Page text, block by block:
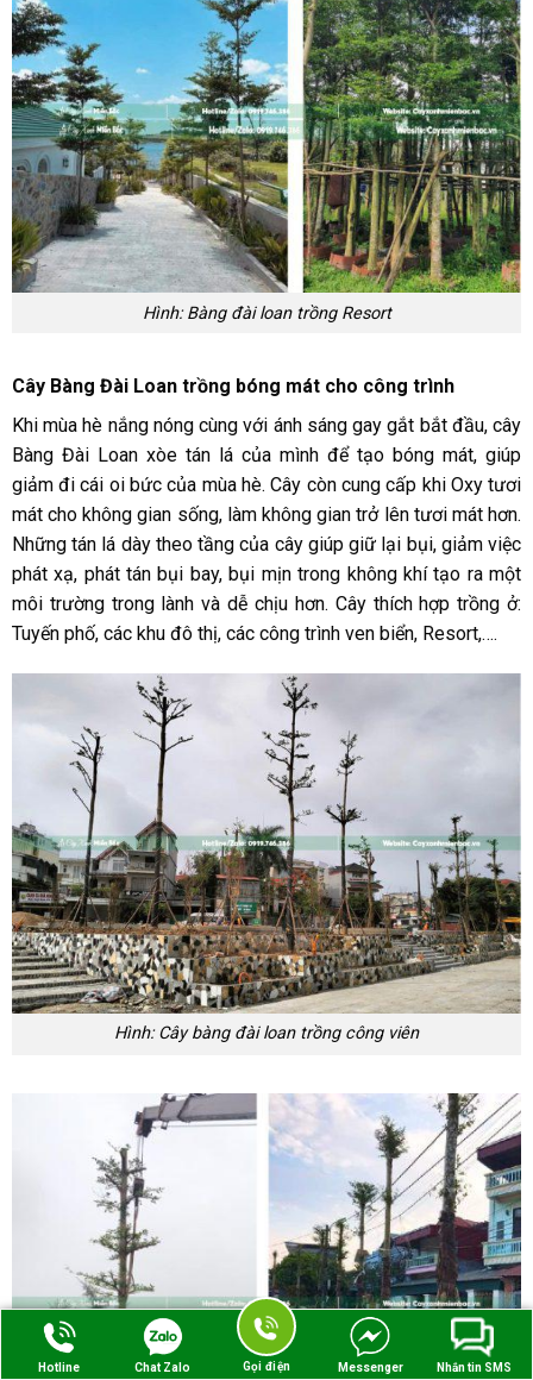
Hình: Bàng đài loan trồng Resort
Cây Bàng Đài Loan trồng bóng mát cho công trình
Khi mùa hè nắng nóng cùng với ánh sáng gay gắt bắt đầu, cây
Bàng Đài Loan xòe tán lá của mình để tạo bóng mát, giúp
giảm đi cái oi bức của mùa hè. Cây còn cung cấp khi Oxy tươi
mát cho không gian sống, làm không gian trở lên tươi mát hơn.
Những tán lá dày theo tầng của cây giúp giữ lại bụi, giảm việc
phát xạ, phát tán bụi bay, bụi mịn trong không khí tạo ra một
môi trường trong lành và dễ chịu hơn. Cây thích hợp trồng ở:
Tuyến phố, các khu đô thị, các công trình ven biển, Resort,….
Hình: Cây bàng đài loan trồng công viên
Hotline Chat Zalo Gọi điện Messenger Nhắn tin SMS